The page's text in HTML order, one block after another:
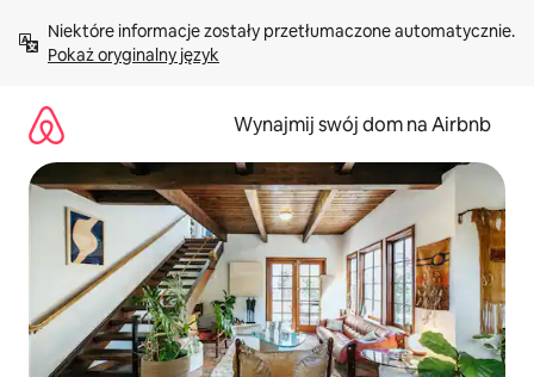
treści Pokaż oryginalny język
Wynajmij swój dom na Airbnb